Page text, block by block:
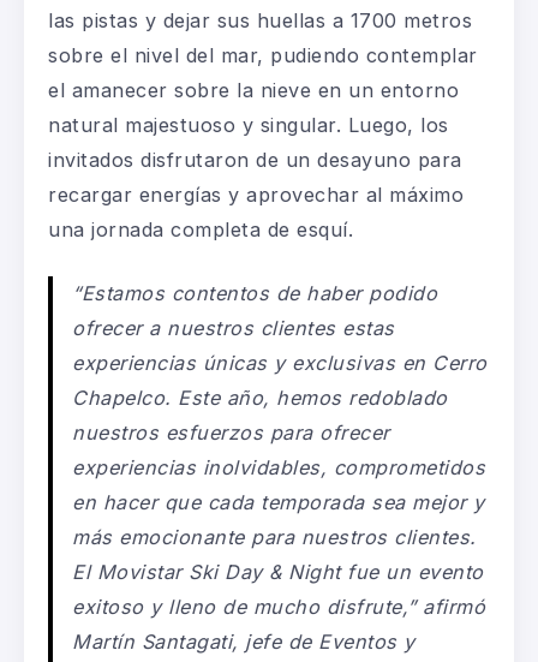
las pistas y dejar sus huellas a 1700 metros
sobre el nivel del mar, pudiendo contemplar
el amanecer sobre la nieve en un entorno
natural majestuoso y singular. Luego, los
invitados disfrutaron de un desayuno para
recargar energías y aprovechar al máximo
una jornada completa de esquí.
“Estamos contentos de haber podido
ofrecer a nuestros clientes estas
experiencias únicas y exclusivas en Cerro
Chapelco. Este año, hemos redoblado
nuestros esfuerzos para ofrecer
experiencias inolvidables, comprometidos
en hacer que cada temporada sea mejor y
más emocionante para nuestros clientes.
El Movistar Ski Day & Night fue un evento
exitoso y lleno de mucho disfrute,”afirmó
Martín Santagati, jefe de Eventos y